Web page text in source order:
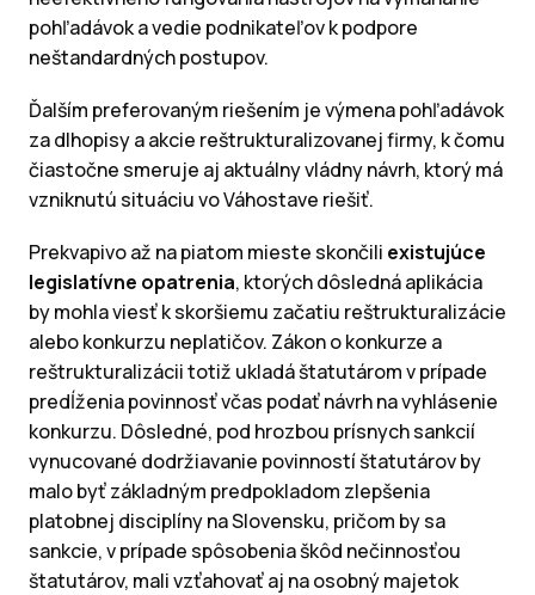
pohľadávok a vedie podnikateľov k podpore
neštandardných postupov.
Ďalším preferovaným riešením je výmena pohľadávok
za dlhopisy a akcie reštrukturalizovanej firmy, k čomu
čiastočne smeruje aj aktuálny vládny návrh, ktorý má
vzniknutú situáciu vo Váhostave riešiť.
Prekvapivo až na piatom mieste skončili existujúce
legislatívne opatrenia, ktorých dôsledná aplikácia
by mohla viesť k skoršiemu začatiu reštrukturalizácie
alebo konkurzu neplatičov. Zákon o konkurze a
reštrukturalizácii totiž ukladá štatutárom v prípade
predĺženia povinnosť včas podať návrh na vyhlásenie
konkurzu. Dôsledné, pod hrozbou prísnych sankcií
vynucované dodržiavanie povinností štatutárov by
malo byť základným predpokladom zlepšenia
platobnej disciplíny na Slovensku, pričom by sa
sankcie, v prípade spôsobenia škôd nečinnosťou
štatutárov, mali vzťahovať aj na osobný majetok